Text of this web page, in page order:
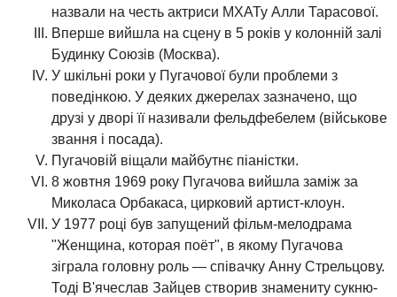
назвали на честь актриси МХАТу Алли Тарасової.
Вперше вийшла на сцену в 5 років у колонній залі
Будинку Союзів (Москва).
У шкільні роки у Пугачової були проблеми з
поведінкою. У деяких джерелах зазначено, що
друзі у дворі її називали фельдфебелем (військове
звання і посада).
Пугачовій віщали майбутнє піаністки.
8 жовтня 1969 року Пугачова вийшла заміж за
Миколаса Орбакаса, цирковий артист-клоун.
У 1977 році був запущений фільм-мелодрама
"Женщина, которая поёт", в якому Пугачова
зіграла головну роль — співачку Анну Стрельцову.
Тоді В'ячеслав Зайцев створив знамениту сукню-